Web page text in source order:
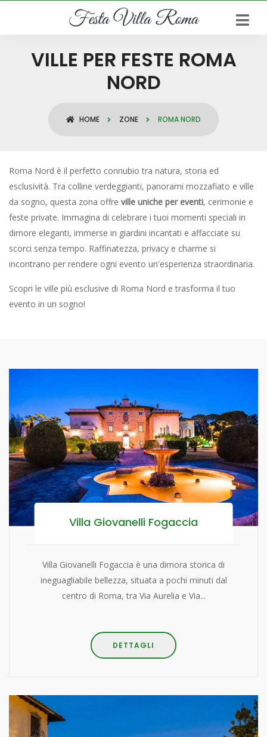
VILLE PER FESTE ROMA
NORD
HOME ZONE ROMA NORD
Roma Nord è il perfetto connubio tra natura, storia ed
esclusività. Tra colline verdeggianti, panorami mozzafiato e ville
da sogno, questa zona offre ville uniche per eventi, cerimonie e
feste private. Immagina di celebrare i tuoi momenti speciali in
dimore eleganti, immerse in giardini incantati e affacciate su
scorci senza tempo. Raffinatezza, privacy e charme si
incontrano per rendere ogni evento un'esperienza straordinaria.
Scopri le ville più esclusive di Roma Nord e trasforma il tuo
evento in un sogno!
Villa Giovanelli Fogaccia
Villa Giovanelli Fogaccia è una dimora storica di
ineguagliabile bellezza, situata a pochi minuti dal
centro di Roma, tra Via Aurelia e Via...
DETTAGLI